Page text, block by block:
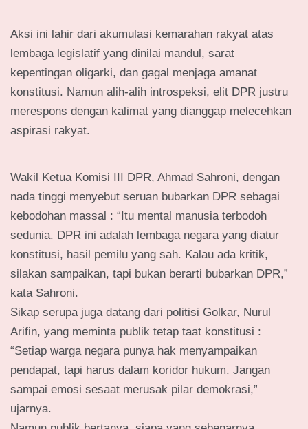
Aksi ini lahir dari akumulasi kemarahan rakyat atas
lembaga legislatif yang dinilai mandul, sarat
kepentingan oligarki, dan gagal menjaga amanat
konstitusi. Namun alih-alih introspeksi, elit DPR justru
merespons dengan kalimat yang dianggap melecehkan
aspirasi rakyat.
Wakil Ketua Komisi III DPR, Ahmad Sahroni, dengan
nada tinggi menyebut seruan bubarkan DPR sebagai
kebodohan massal : “Itu mental manusia terbodoh
sedunia. DPR ini adalah lembaga negara yang diatur
konstitusi, hasil pemilu yang sah. Kalau ada kritik,
silakan sampaikan, tapi bukan berarti bubarkan DPR,”
kata Sahroni.
Sikap serupa juga datang dari politisi Golkar, Nurul
Arifin, yang meminta publik tetap taat konstitusi :
“Setiap warga negara punya hak menyampaikan
pendapat, tapi harus dalam koridor hukum. Jangan
sampai emosi sesaat merusak pilar demokrasi,”
ujarnya.